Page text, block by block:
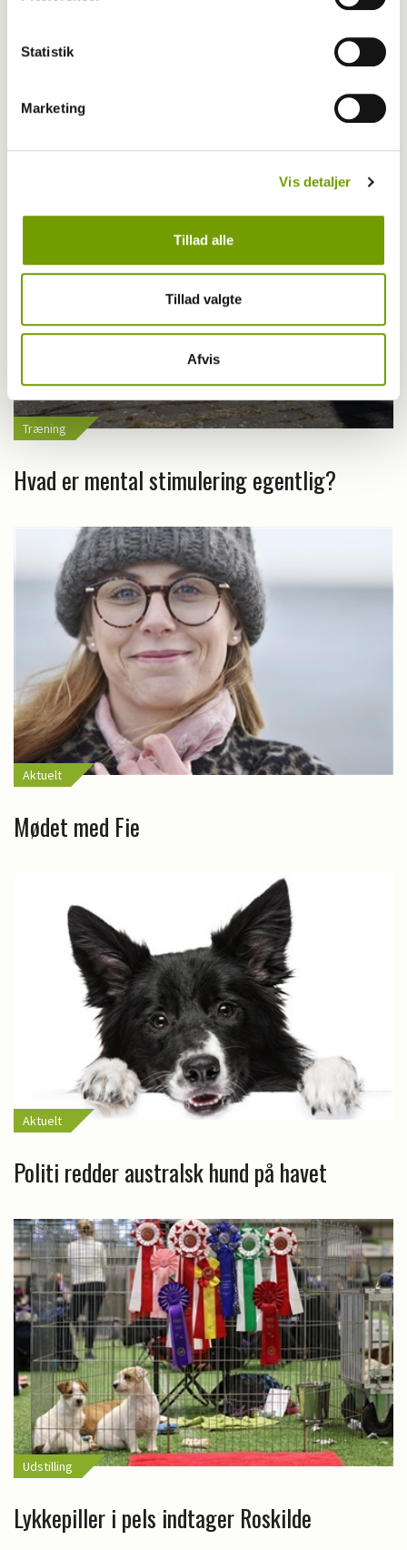
Statistik
Marketing
Vis detaljer
Tillad alle
Tillad valgte
Afvis
Når haven bugner: Hvad må hunden spise?
Træning
Hvad er mental stimulering egentlig?
Aktuelt
Mødet med Fie
Aktuelt
Politi redder australsk hund på havet
Udstilling
Lykkepiller i pels indtager Roskilde